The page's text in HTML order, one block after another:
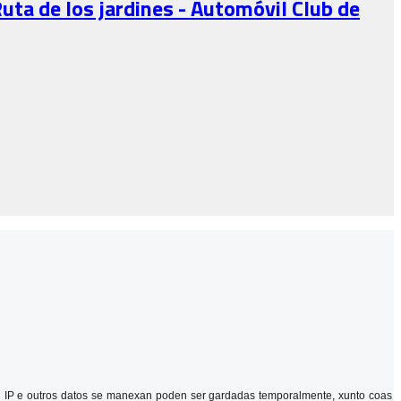
de los jardines - Automóvil Club de
e outros datos se manexan poden ser gardadas temporalmente, xunto coas